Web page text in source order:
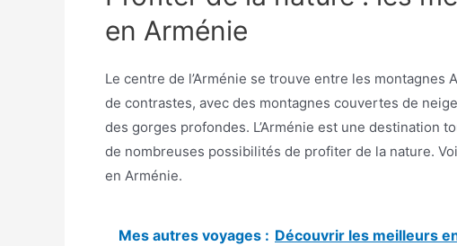
en Arménie
Le centre de l’Arménie se trouve entre les montagnes
de contrastes, avec des montagnes couvertes de
des gorges profondes. L’Arménie est une destination
de nombreuses possibilités de profiter de la nature.
en Arménie.
Mes autres voyages : Découvrir les meilleurs